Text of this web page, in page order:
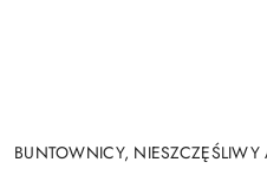
BUNTOWNICY,